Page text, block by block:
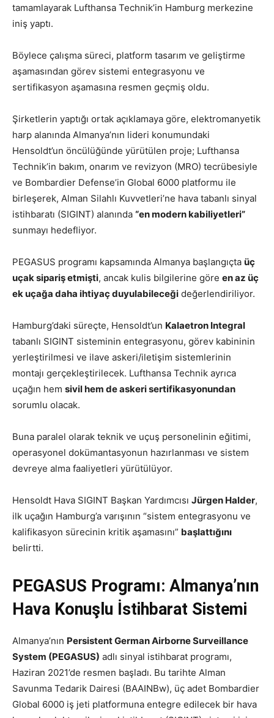
tamamlayarak Lufthansa Technik’in Hamburg merkezine
iniş yaptı.
Böylece çalışma süreci, platform tasarım ve geliştirme
aşamasından görev sistemi entegrasyonu ve
sertifikasyon aşamasına resmen geçmiş oldu.
Şirketlerin yaptığı ortak açıklamaya göre, elektromanyetik
harp alanında Almanya’nın lideri konumundaki
Hensoldt’un öncülüğünde yürütülen proje; Lufthansa
Technik’in bakım, onarım ve revizyon (MRO) tecrübesiyle
ve Bombardier Defense’in Global 6000 platformu ile
birleşerek, Alman Silahlı Kuvvetleri’ne hava tabanlı sinyal
istihbaratı (SIGINT) alanında “en modern kabiliyetleri”
sunmayı hedefliyor.
PEGASUS programı kapsamında Almanya başlangıçta üç
uçak sipariş etmişti, ancak kulis bilgilerine göre en az üç
ek uçağa daha ihtiyaç duyulabileceği değerlendiriliyor.
Hamburg’daki süreçte, Hensoldt’un Kalaetron Integral
tabanlı SIGINT sisteminin entegrasyonu, görev kabininin
yerleştirilmesi ve ilave askeri/iletişim sistemlerinin
montajı gerçekleştirilecek. Lufthansa Technik ayrıca
uçağın hem sivil hem de askeri sertifikasyonundan
sorumlu olacak.
Buna paralel olarak teknik ve uçuş personelinin eğitimi,
operasyonel dokümantasyonun hazırlanması ve sistem
devreye alma faaliyetleri yürütülüyor.
Hensoldt Hava SIGINT Başkan Yardımcısı Jürgen Halder,
ilk uçağın Hamburg’a varışının “sistem entegrasyonu ve
kalifikasyon sürecinin kritik aşamasını” başlattığını
belirtti.
PEGASUS Programı: Almanya’nın
Hava Konuşlu İstihbarat Sistemi
Almanya’nın Persistent German Airborne Surveillance
System (PEGASUS) adlı sinyal istihbarat programı,
Haziran 2021’de resmen başladı. Bu tarihte Alman
Savunma Tedarik Dairesi (BAAINBw), üç adet Bombardier
Global 6000 iş jeti platformuna entegre edilecek bir hava